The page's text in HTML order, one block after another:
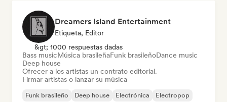
Dreamers Island Entertainment
Etiqueta, Editor
&gt; 1000 respuestas dadas
Bass musicMúsica brasileñaFunk brasileñoDance music
Deep house
Ofrecer a los artistas un contrato editorial.
Firmar artistas o lanzar su música
Funk brasileño Deep house Electrónica
Electropop